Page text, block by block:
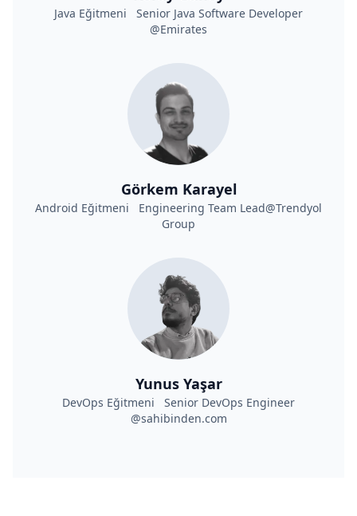
Java Eğitmeni Senior Java Software Developer
@Emirates
Görkem Karayel
Android Eğitmeni Engineering Team Lead@Trendyol
Group
Yunus Yaşar
DevOps Eğitmeni Senior DevOps Engineer
@sahibinden.com